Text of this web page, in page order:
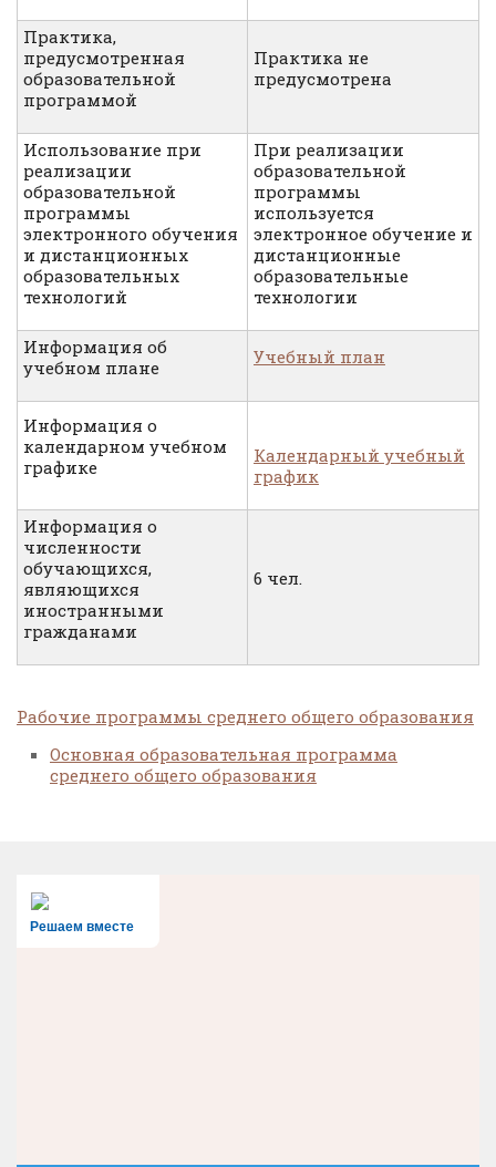
Практика,
предусмотренная
образовательной
программой
Практика не
предусмотрена
Использование при
реализации
образовательной
программы
электронного обучения
и дистанционных
образовательных
технологий
При реализации
образовательной
программы
используется
электронное обучение и
дистанционные
образовательные
технологии
Информация об
учебном плане
Учебный план
Информация о
календарном учебном
графике
Календарный учебный
график
Информация о
численности
обучающихся,
являющихся
иностранными
гражданами
6 чел.
Рабочие программы среднего общего образования
Основная образовательная программа
среднего общего образования
Решаем вместе